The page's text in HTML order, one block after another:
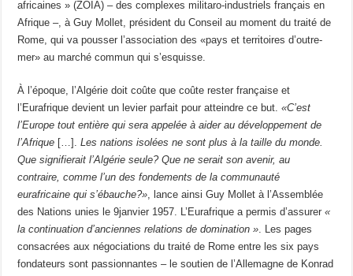
africaines » (ZOIA) – des complexes militaro-industriels français en
Afrique –, à Guy Mollet, président du Conseil au moment du traité de
Rome, qui va pousser l’association des «pays et territoires d’outre-
mer» au marché commun qui s’esquisse.
À l’époque, l’Algérie doit coûte que coûte rester française et
l’Eurafrique devient un levier parfait pour atteindre ce but.«C’est
l’Europe tout entière qui sera appelée à aider au développement de
l’Afrique […].
Les nations isolées ne sont plus à la taille du monde.
Que signifierait l’Algérie seule? Que ne serait son avenir, au
contraire, comme l’un des fondements de la communauté
eurafricaine qui s’ébauche?» , lance ainsi Guy Mollet à l’Assemblée
des Nations unies le 9janvier 1957. L’Eurafrique a permis d’assurer«
la continuation d’anciennes relations de domination » . Les pages
consacrées aux négociations du traité de Rome entre les six pays
fondateurs sont passionnantes – le soutien de l’Allemagne de Konrad